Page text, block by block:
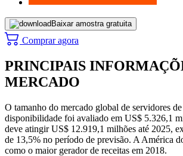
Baixar amostra gratuita
Comprar agora
PRINCIPAIS
MERCADO
O tamanho do mercado global de servidores de
disponibilidade foi avaliado em US$ 5.326,1
deve atingir US$ 12.919,1 milhões até 2025,
de 13,5% no período de previsão. A América
como o maior gerador de receitas em 2018.